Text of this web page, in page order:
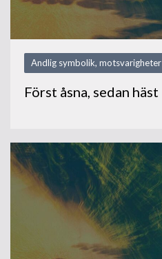
Andlig symbolik, motsvarigheter
Först åsna, sedan häst